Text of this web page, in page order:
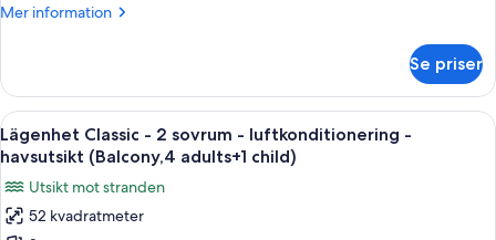
luftkonditionering
(Balcony,3
adults+3
children)
Mer information
Mer
Classic
2
sovrum
luftkonditionering
havsutsikt
Se priser
Öppna
alla
för
Lägenhet
Värdeförvaringsskåp på rummet,
22
Lägenhet Classic - 2 sovrum - luftkonditionering -
havsutsikt (Balcony,4 adults+1 child)
Utsikt mot stranden
52 kvadratmeter